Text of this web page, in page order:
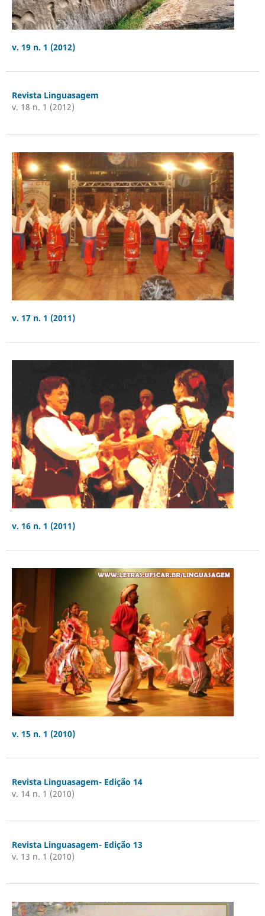
v. 19 n. 1 (2012)
Revista Linguasagem
v. 18 n. 1 (2012)
v. 17 n. 1 (2011)
v. 16 n. 1 (2011)
v. 15 n. 1 (2010)
Revista Linguasagem- Edição 14
v. 14 n. 1 (2010)
Revista Linguasagem- Edição 13
v. 13 n. 1 (2010)